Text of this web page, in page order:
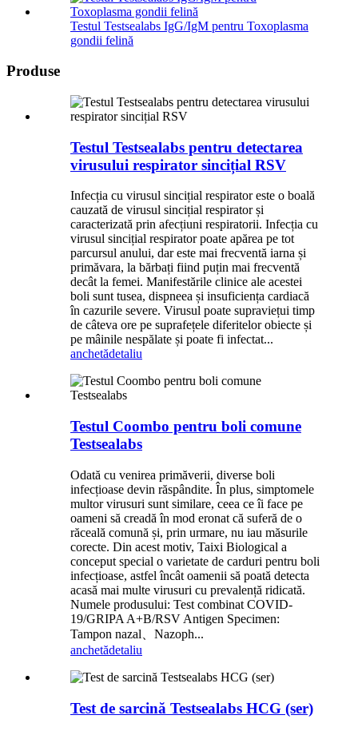
Testul Testsealabs IgG/IgM pentru Toxoplasma
gondii felină
Produse
Testul Testsealabs pentru detectarea
virusului respirator sincițial RSV
Infecția cu virusul sincițial respirator este o boală
cauzată de virusul sincițial respirator și
caracterizată prin afecțiuni respiratorii. Infecția cu
virusul sincițial respirator poate apărea pe tot
parcursul anului, dar este mai frecventă iarna și
primăvara, la bărbați fiind puțin mai frecventă
decât la femei. Manifestările clinice ale acestei
boli sunt tusea, dispneea și insuficiența cardiacă
în cazurile severe. Virusul poate supraviețui timp
de câteva ore pe suprafețele diferitelor obiecte și
pe mâinile nespălate și poate fi infectat...
anchetădetaliu
Testul Coombo pentru boli comune
Testsealabs
Odată cu venirea primăverii, diverse boli
infecțioase devin răspândite. În plus, simptomele
multor virusuri sunt similare, ceea ce îi face pe
oameni să creadă în mod eronat că suferă de o
răceală comună și, prin urmare, nu iau măsurile
corecte. Din acest motiv, Taixi Biological a
conceput special o varietate de carduri pentru boli
infecțioase, astfel încât oamenii să poată detecta
acasă mai multe virusuri cu prevalență ridicată.
Numele produsului: Test combinat COVID-
19/GRIPA A+B/RSV Antigen Specimen:
Tampon nazal、Nazoph...
anchetădetaliu
Test de sarcină Testsealabs HCG (ser)